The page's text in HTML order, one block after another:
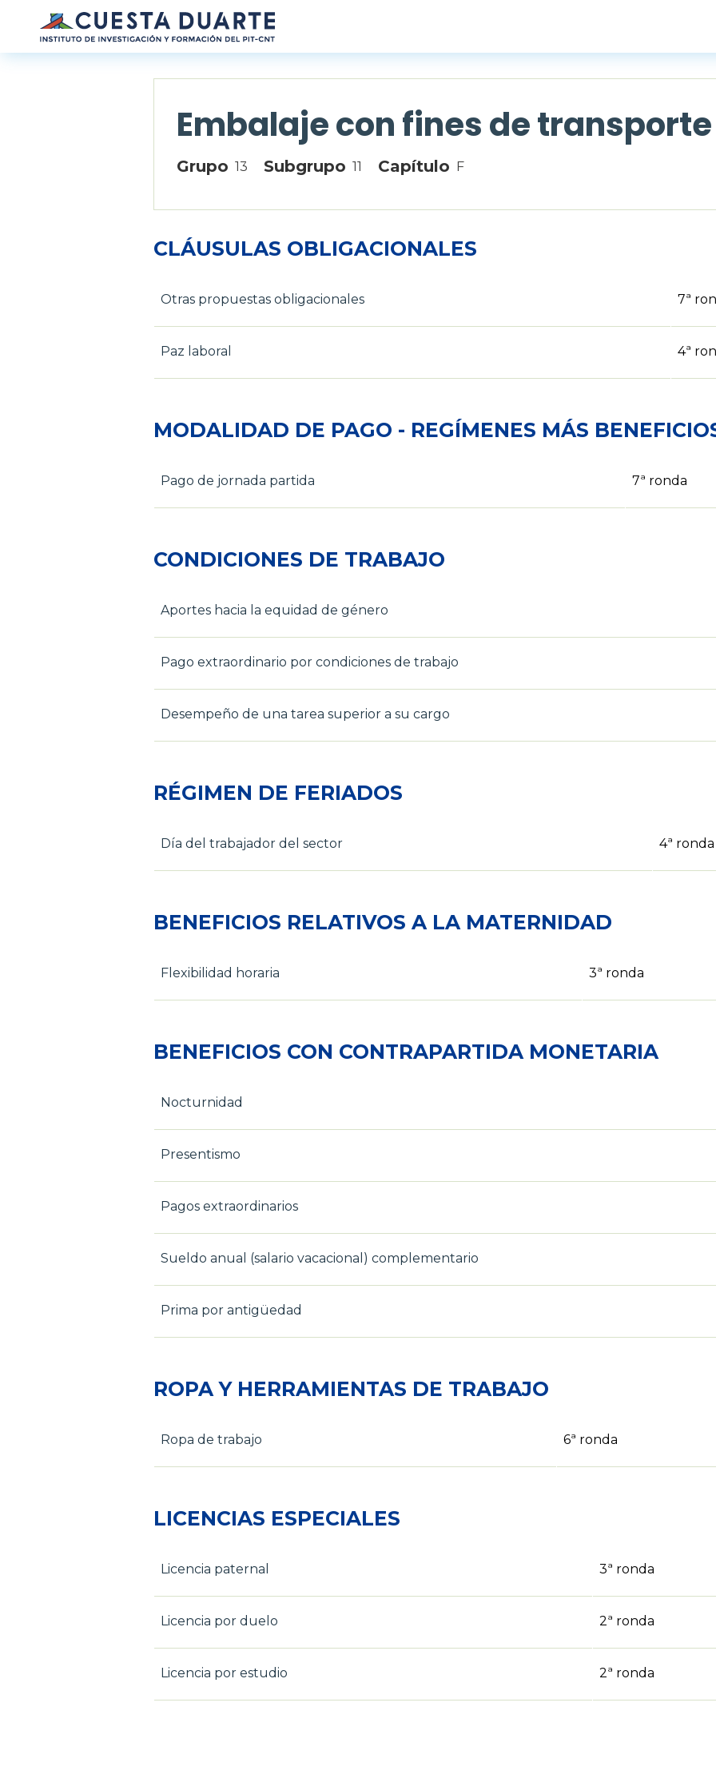
Pasar al contenido principal
Embalaje con fines de transporte
Grupo 13 Subgrupo 11 Capítulo F
CLÁUSULAS OBLIGACIONALES
Otras propuestas obligacionales 7ª
Paz laboral 4ª
MODALIDAD DE PAGO - REGÍMENES MÁS
Pago de jornada partida 7ª ronda
CONDICIONES DE TRABAJO
Aportes hacia la equidad de género
Pago extraordinario por condiciones de trabajo
Desempeño de una tarea superior a su cargo
RÉGIMEN DE FERIADOS
Día del trabajador del sector 4ª ronda
BENEFICIOS RELATIVOS A LA MATERNIDAD
Flexibilidad horaria 3ª ronda
BENEFICIOS CON CONTRAPARTIDA MONETARIA
Nocturnidad
Presentismo
Pagos extraordinarios
Sueldo anual (salario vacacional) complementario
Prima por antigüedad
ROPA Y HERRAMIENTAS DE TRABAJO
Ropa de trabajo 6ª ronda
LICENCIAS ESPECIALES
Licencia paternal 3ª ronda
Licencia por duelo 2ª ronda
Licencia por estudio 2ª ronda